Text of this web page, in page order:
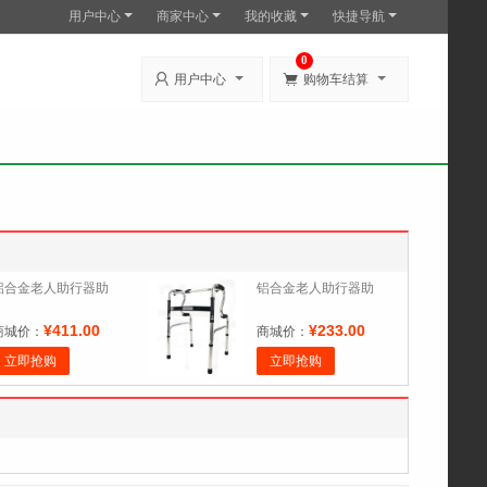
用户中心 商家中心 我的收藏 快捷导航
 用户中心  购物车结算
0
合金老人助行器助
城价： ¥411.00
立即抢购
铝合金老人助行器助
商城价： ¥233.00
立即抢购